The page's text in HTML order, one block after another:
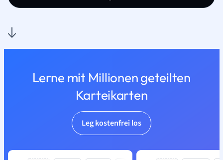
Lerne mit Millionen geteilten
Karteikarten
Leg kostenfrei los